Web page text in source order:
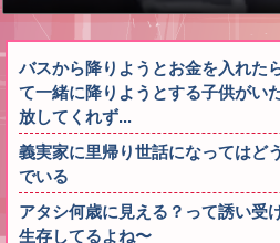
バスから降りようとお金を入れた
て一緒に降りようとする子供がい
放してくれず...
義実家に里帰り世話になってはど
でいる
アタシ何歳に見える？って誘い受
生存してるよね〜